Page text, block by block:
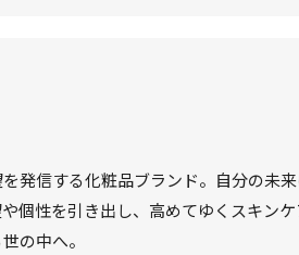
発信する化粧品ブランド。自分の未
個性を引き出し、高めてゆくスキン
の中へ。